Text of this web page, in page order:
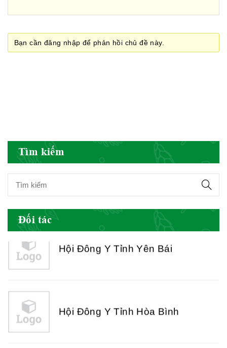
Bạn cần đăng nhập để phản hồi chủ đề này.
Tìm kiếm
Đối tác
Hội Đông Y Việt Nam